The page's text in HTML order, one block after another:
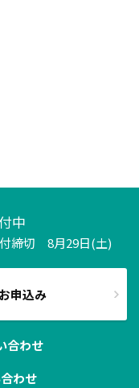
中
締切 8月29日(土)
申込み
合わせ
わせ